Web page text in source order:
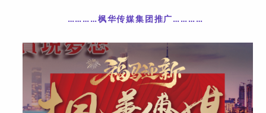
…………枫华传媒集团推广…………